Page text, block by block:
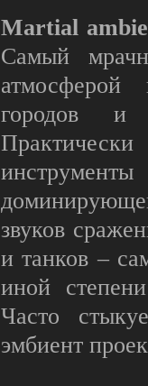
Martial
Самый
городов и
звуков
и танков –
иной
Часто
эмбиент